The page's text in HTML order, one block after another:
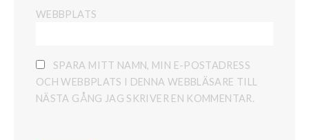
WEBBPLATS
SPARA MITT NAMN, MIN E-POSTADRESS
OCH WEBBPLATS I DENNA WEBBLÄSARE TILL
NÄSTA GÅNG JAG SKRIVER EN KOMMENTAR.